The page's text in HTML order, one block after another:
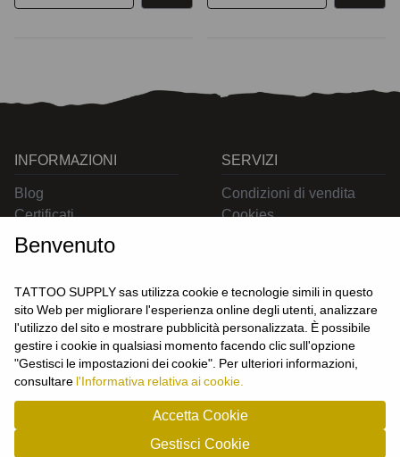
CONTATTACI
INFORMAZIONI
Blog
Certificati
Contatti
SERVIZI
Condizioni di vendita
Cookies
UTENTE
Login
Registrati
Benvenuto
TATTOO SUPPLY sas utilizza cookie e tecnologie simili in questo
sito Web per migliorare l'esperienza online degli utenti, analizzare
l'utilizzo del sito e mostrare pubblicità personalizzata. È possibile
gestire i cookie in qualsiasi momento facendo clic sull'opzione
"Gestisci le impostazioni dei cookie". Per ulteriori informazioni,
consultare l'Informativa relativa ai cookie.
Accetta Cookie
Gestisci Cookie